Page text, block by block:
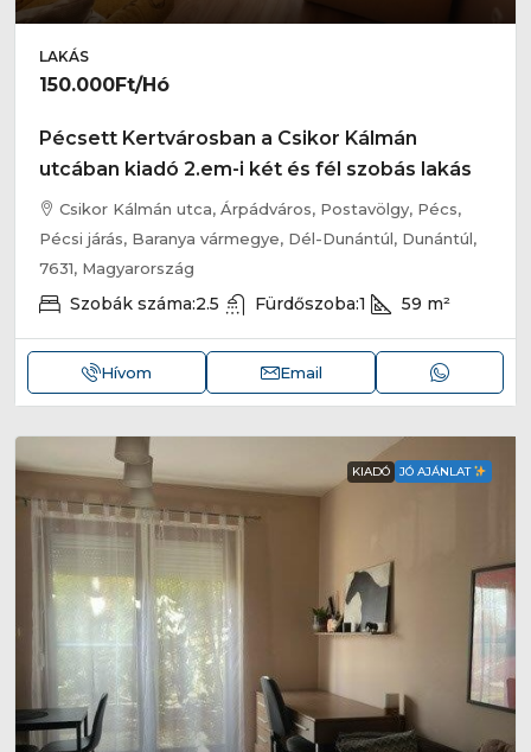
LAKÁS
150.000Ft/Hó
Pécsett Kertvárosban a Csikor Kálmán
utcában kiadó 2.em-i két és fél szobás lakás
Csikor Kálmán utca, Árpádváros, Postavölgy, Pécs,
Pécsi járás, Baranya vármegye, Dél-Dunántúl, Dunántúl,
7631, Magyarország
Szobák száma:2.5 Fürdőszoba:1 59 m²
Hívom Email
KIADÓ JÓ AJÁNLAT